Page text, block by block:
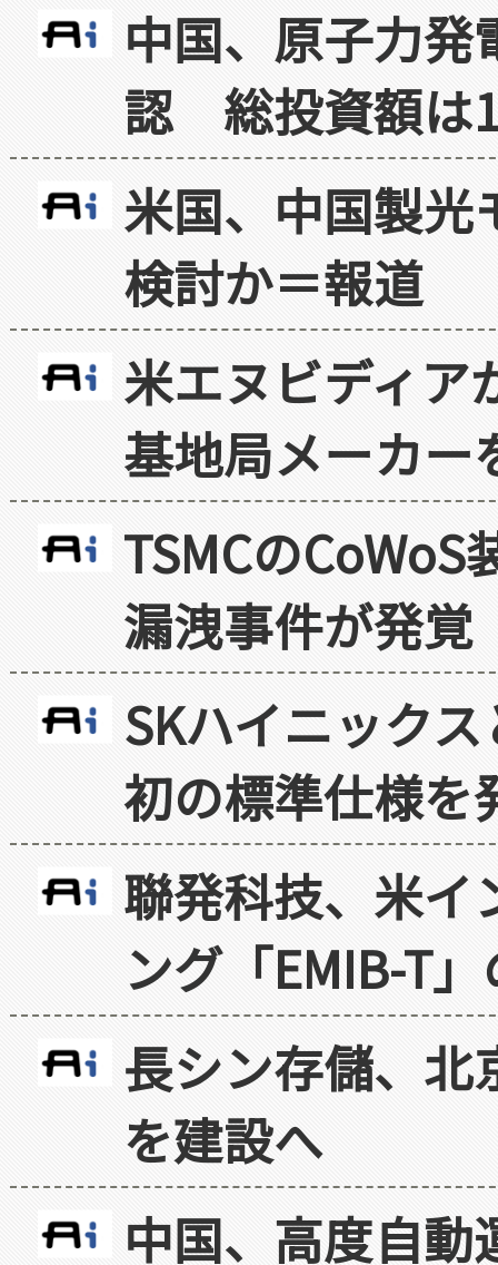
中国、原子力
認 総投資額は
米国、中国製光
検討か＝報道
米エヌビディア
基地局メーカー
TSMCの
漏洩事件が発覚
SKハイニック
初の標準仕様を
聯発科技、米イ
ング「EMIB-T
長シン存儲、北
を建設へ
中国、高度自